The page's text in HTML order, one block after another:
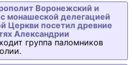
Воронежский и
монашеской делегацией
Церкви посетил древние
Александрии
группа паломников